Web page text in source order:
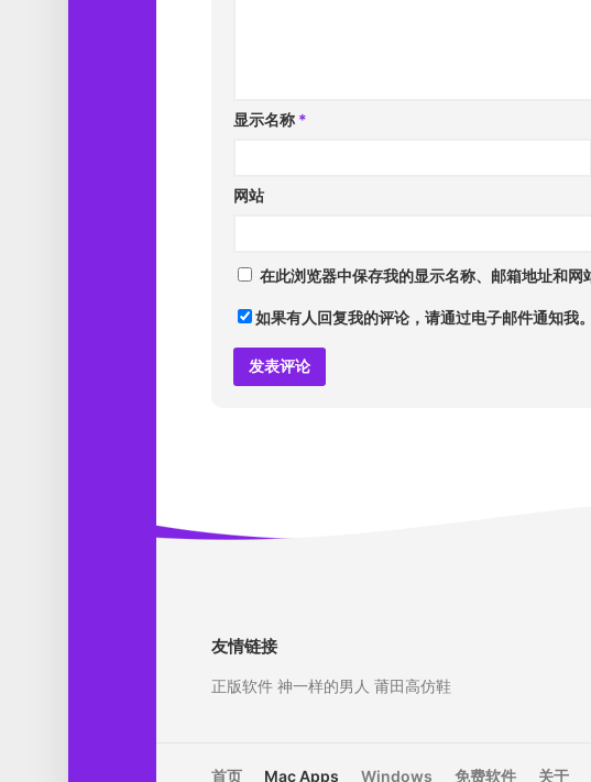
显示名称 *
网站
在此浏览器中保存我的显示名称、邮箱地址和网
如果有人回复我的评论，请通过电子邮件通知我。
友情链接
正版软件 神一样的男人 莆田高仿鞋
首页 Mac Apps Windows 免费软件 关于